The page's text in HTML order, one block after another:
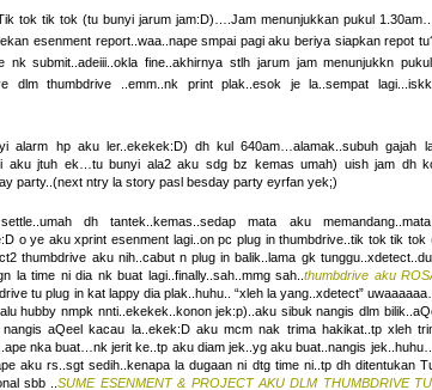
tok tik tok (tu bunyi jarum jam:D)….Jam menunjukkan pukul
esenment report..waa..nape smpai pagi aku beriya siapkan repot
nk submit..adeiii..okla fine..akhirnya stlh jarum jam menunjukkn
dlm thumbdrive ..emm..nk print plak..esok je la..sempat
alarm hp aku ler..ekekek:D) dh kul 640am…alamak..subuh gajah
aku jtuh ek…tu bunyi ala2 aku sdg bz kemas umah) uish jam dh
party..(next ntry la story pasl besday party eyrfan yek;)
dh tantek..kemas..sedap mata aku
o ye aku xprint esenment lagi..on pc plug in thumbdrive..tik tok tik
thumbdrive aku nih..cabut n plug in balik..lama gk
la time ni dia nk buat lagi..finally..sah..mmg sah..thumbdrive aku
tu plug in kat lappy dia plak..huhu.. “xleh la yang..xdetect”
hubby nmpk nnti..ekekek..konon jek:p)..aku sibuk nangis dlm
nangis aQeel kacau la..ekek:D aku mcm nak trima hakikat..tp xleh
nka buat…nk jerit ke..tp aku diam jek..yg aku buat..nangis
aku rs..sgt sedih..kenapa la dugaan ni dtg time ni..tp dh ditentukan
sbb ..SUME ESENMENT & PROJECT AKU DLM THUMBDRIVE